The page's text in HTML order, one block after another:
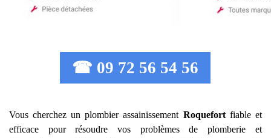
☎ 09 72 56 54 56
Vous cherchez un plombier assainissement Roquefortfiable et
efficace pour résoudre vos problèmes de plomberie et